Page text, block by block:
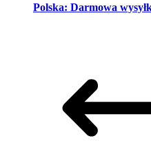
Polska: Darmowa